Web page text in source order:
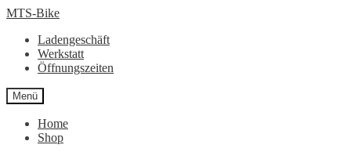
Zur
springen
Zum
springen
MTS-Bike
Ladengeschäft
Werkstatt
Öffnungszeiten
Menü
Home
Shop